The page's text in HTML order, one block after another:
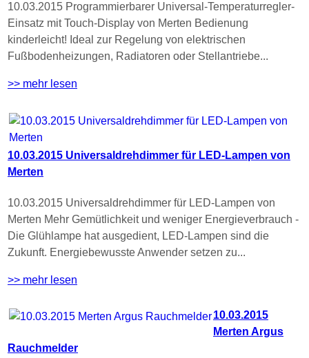
10.03.2015 Programmierbarer Universal-Temperaturregler-
Einsatz mit Touch-Display von Merten Bedienung
kinderleicht! Ideal zur Regelung von elektrischen
Fußbodenheizungen, Radiatoren oder Stellantriebe...
>> mehr lesen
10.03.2015 Universaldrehdimmer für LED-Lampen von
Merten
10.03.2015 Universaldrehdimmer für LED-Lampen von
Merten Mehr Gemütlichkeit und weniger Energieverbrauch -
Die Glühlampe hat ausgedient, LED-Lampen sind die
Zukunft. Energiebewusste Anwender setzen zu...
>> mehr lesen
10.03.2015
Merten Argus
Rauchmelder